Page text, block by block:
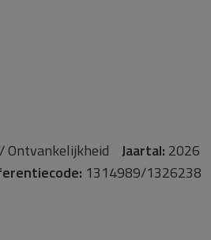
Ontvankelijkheid Jaartal: 2026
1314989/1326238